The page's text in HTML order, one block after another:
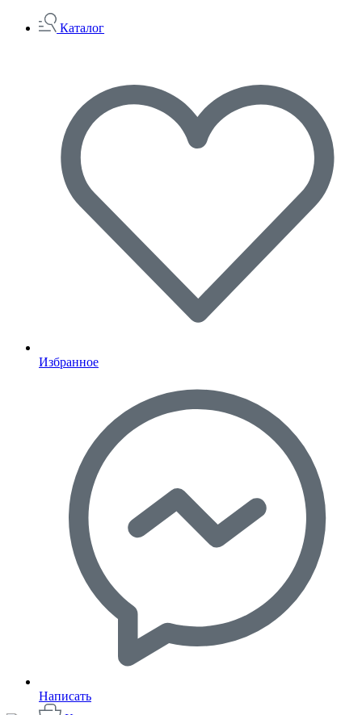
Каталог
Избранное
Написать